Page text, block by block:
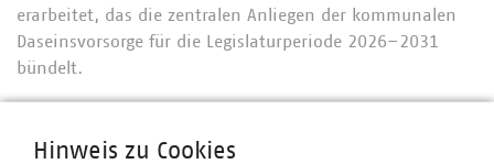
erarbeitet, das die zentralen Anliegen der kommunalen
Daseinsvorsorge für die Legislaturperiode 2026–2031
bündelt.
Hinweis zu Cookies